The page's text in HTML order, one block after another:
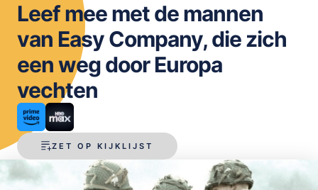
ZET OP KIJKLIJST
Leef mee met de mannen
van Easy Company, die zich
een weg door Europa
vechten